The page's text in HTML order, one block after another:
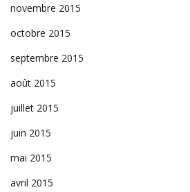
novembre 2015
octobre 2015
septembre 2015
août 2015
juillet 2015
juin 2015
mai 2015
avril 2015